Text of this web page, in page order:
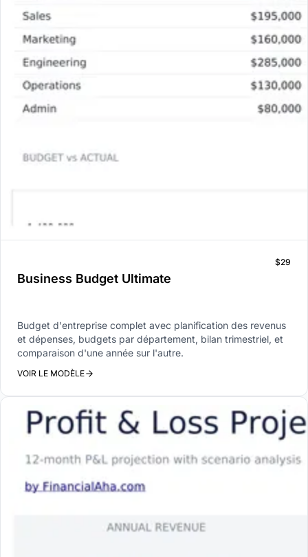
Business Budget Ultimate
$29
Budget d'entreprise complet avec planification des revenus
et dépenses, budgets par département, bilan trimestriel, et
comparaison d'une année sur l'autre.
VOIR LE MODÈLE